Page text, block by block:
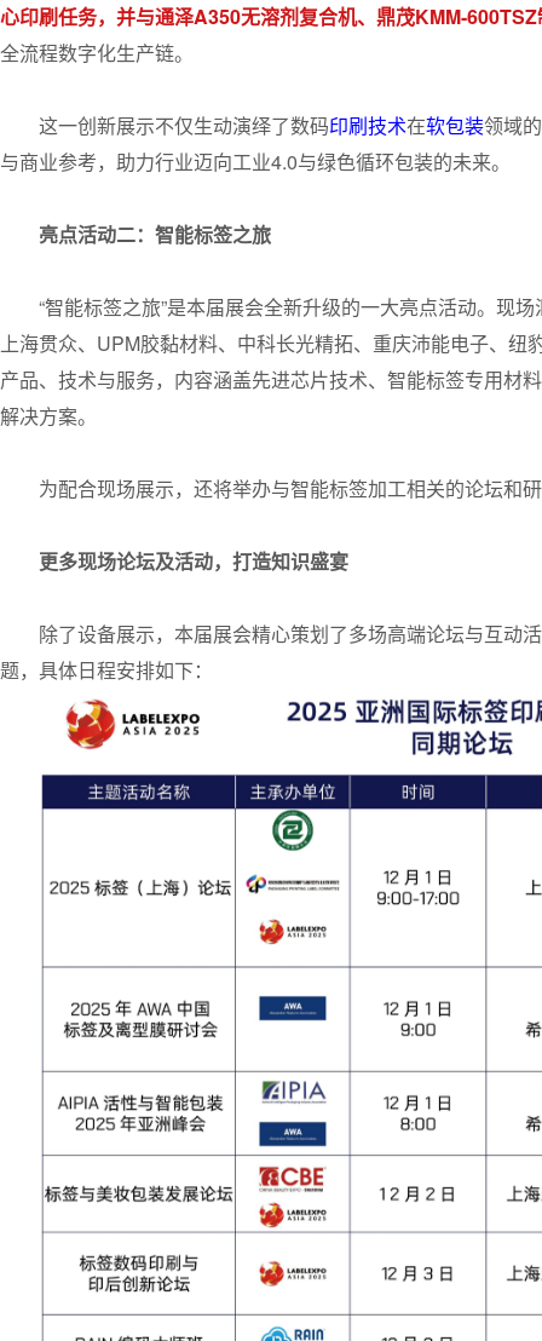
心印刷任务，并与通泽A350无溶剂复合机、鼎茂KMM-
全流程数字化生产链。
这一创新展示不仅生动演绎了数码印刷技术在软包装领域
与商业参考，助力行业迈向工业4.0与绿色循环包装的未来。
亮点活动二：智能标签之旅
“智能标签之旅”是本届展会全新升级的一大亮点活动。现
上海贯众、UPM胶黏材料、中科长光精拓、重庆沛能电子、
产品、技术与服务，内容涵盖先进芯片技术、智能标签专用材
解决方案。
为配合现场展示，还将举办与智能标签加工相关的论坛和
更多现场论坛及活动，打造知识盛宴
除了设备展示，本届展会精心策划了多场高端论坛与互动
题，具体日程安排如下：